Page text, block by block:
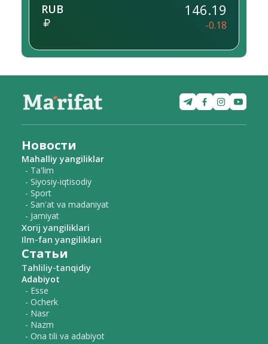
RUB 146.19
-0.18
Новости
Mahalliy yangiliklar
- Ta'lim
- Siyosiy-iqtisodiy
- Sport
- San'at va madaniyat
- Jamiyat
Xorij yangiliklari
Ilm-fan yangiliklari
Статьи
Tahliliy-tanqidiy
Adabiyot
- Esse
- Ocherk
- Nasr
- Nazm
- Ona tili va adabiyot